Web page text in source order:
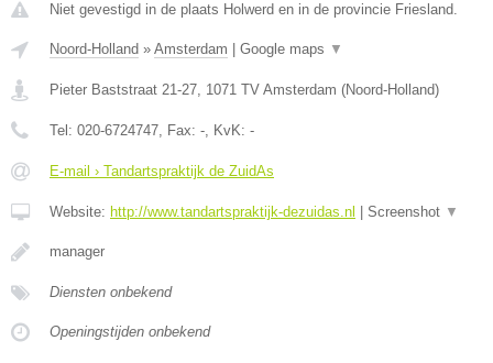
Niet gevestigd in de plaats Holwerd en in de provincie Friesland.
Noord-Holland » Amsterdam Google maps ▼
Pieter Baststraat 21-27, 1071 TV Amsterdam (Noord-Holland)
Tel: 020-6724747, Fax: -, KvK: -
E-mail › Tandartspraktijk de ZuidAs
Website: http://www.tandartspraktijk-dezuidas.nl Screenshot ▼
manager
Diensten onbekend
Openingstijden onbekend